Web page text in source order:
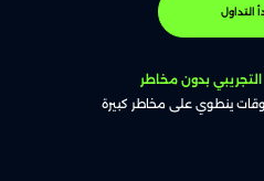
التداول
بدون مخاطر
ينطوي على مخاطر كبيرة